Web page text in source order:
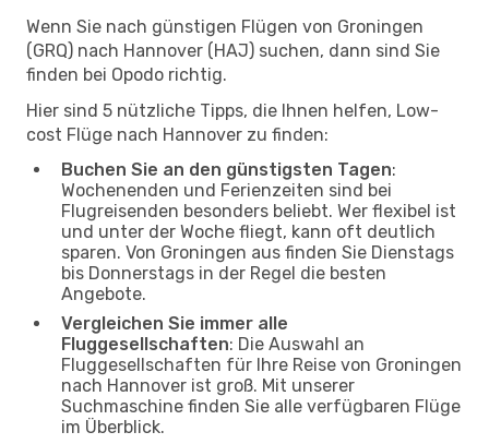
Wenn Sie nach günstigen Flügen von Groningen
(GRQ) nach Hannover (HAJ) suchen, dann sind Sie
finden bei Opodo richtig.
Hier sind 5 nützliche Tipps, die Ihnen helfen, Low-
cost Flüge nach Hannover zu finden:
Buchen Sie an den günstigsten Tagen:
Wochenenden und Ferienzeiten sind bei
Flugreisenden besonders beliebt. Wer flexibel ist
und unter der Woche fliegt, kann oft deutlich
sparen. Von Groningen aus finden Sie Dienstags
bis Donnerstags in der Regel die besten
Angebote.
Vergleichen Sie immer alle
Fluggesellschaften: Die Auswahl an
Fluggesellschaften für Ihre Reise von Groningen
nach Hannover ist groß. Mit unserer
Suchmaschine finden Sie alle verfügbaren Flüge
im Überblick.